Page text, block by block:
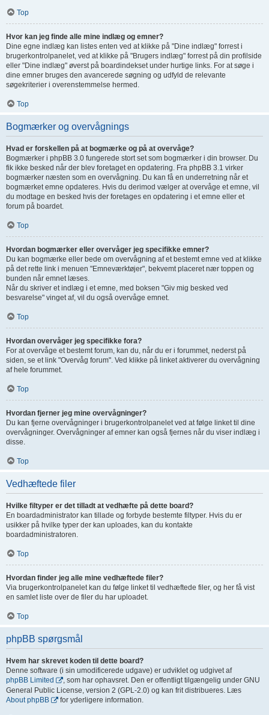
Top
Hvor kan jeg finde alle mine indlæg og emner?
Dine egne indlæg kan listes enten ved at klikke på "Dine indlæg" forrest i
brugerkontrolpanelet, ved at klikke på "Brugers indlæg" forrest på din profilside
eller "Dine indlæg" øverst på boardindekset under hurtige links. For at søge i
dine emner bruges den avancerede søgning og udfyld de relevante
søgekriterier i overenstemmelse hermed.
Top
Bogmærker og overvågnings
Hvad er forskellen på at bogmærke og på at overvåge?
Bogmærker i phpBB 3.0 fungerede stort set som bogmærker i din browser. Du
fik ikke besked når der blev foretaget en opdatering. Fra phpBB 3.1 virker
bogmærker næsten som en overvågning. Du kan få en underretning når et
bogmærket emne opdateres. Hvis du derimod vælger at overvåge et emne, vil
du modtage en besked hvis der foretages en opdatering i et emne eller et
forum på boardet.
Top
Hvordan bogmærker eller overvåger jeg specifikke emner?
Du kan bogmærke eller bede om overvågning af et bestemt emne ved at klikke
på det rette link i menuen "Emneværktøjer", bekvemt placeret nær toppen og
bunden når emnet læses.
Når du skriver et indlæg i et emne, med boksen "Giv mig besked ved
besvarelse" vinget af, vil du også overvåge emnet.
Top
Hvordan overvåger jeg specifikke fora?
For at overvåge et bestemt forum, kan du, når du er i forummet, nederst på
siden, se et link "Overvåg forum". Ved klikke på linket aktiverer du overvågning
af hele forummet.
Top
Hvordan fjerner jeg mine overvågninger?
Du kan fjerne overvågninger i brugerkontrolpanelet ved at følge linket til dine
overvågninger. Overvågninger af emner kan også fjernes når du viser indlæg i
disse.
Top
Vedhæftede filer
Hvilke filtyper er det tilladt at vedhæfte på dette board?
En boardadministrator kan tillade og forbyde bestemte filtyper. Hvis du er
usikker på hvilke typer der kan uploades, kan du kontakte
boardadministratoren.
Top
Hvordan finder jeg alle mine vedhæftede filer?
Via brugerkontrolpanelet kan du følge linket til vedhæftede filer, og her få vist
en samlet liste over de filer du har uploadet.
Top
phpBB spørgsmål
Hvem har skrevet koden til dette board?
Denne software (i sin umodificerede udgave) er udviklet og udgivet af
phpBB Limited
, som har ophavsret. Den er offentligt tilgængelig under GNU
General Public License, version 2 (GPL-2.0) og kan frit distribueres. Læs
About phpBB
for yderligere information.